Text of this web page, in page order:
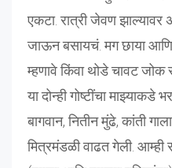
एकटा. रात्री जेवण झाल्यावर
जाऊन बसायचं. मग छाया
म्हणावे किंवा थोडे चावट जोक
या दोन्ही गोष्टींचा माझ्याकडे
बागवान, नितीन मुंढे, कांती
मित्रमंडळी वाढत गेली.